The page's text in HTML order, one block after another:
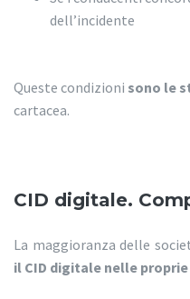
dell’incidente
Queste condizioni sono le
cartacea.
CID digitale.
La maggioranza delle
il CID digitale nelle